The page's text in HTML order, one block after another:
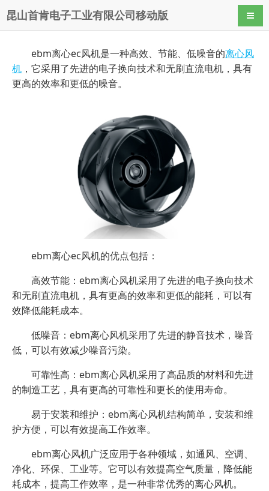
昆山首肯电子工业有限公司移动版 导航
ebm离心ec风机是一种高效、节能、低噪音的离心风
机 ，它采用了先进的电子换向技术和无刷直流电机，具有
更高的效率和更低的噪音。
ebm离心ec风机的优点包括：
高效节能：ebm离心风机采用了先进的电子换向技术
和无刷直流电机，具有更高的效率和更低的能耗，可以有
效降低能耗成本。
低噪音：ebm离心风机采用了先进的静音技术，噪音
低，可以有效减少噪音污染。
可靠性高：ebm离心风机采用了高品质的材料和先进
的制造工艺，具有更高的可靠性和更长的使用寿命。
易于安装和维护：ebm离心风机结构简单，安装和维
护方便，可以有效提高工作效率。
ebm离心风机广泛应用于各种领域，如通风、空调、
净化、环保、工业等。它可以有效提高空气质量，降低能
耗成本，提高工作效率，是一种非常优秀的离心风机。